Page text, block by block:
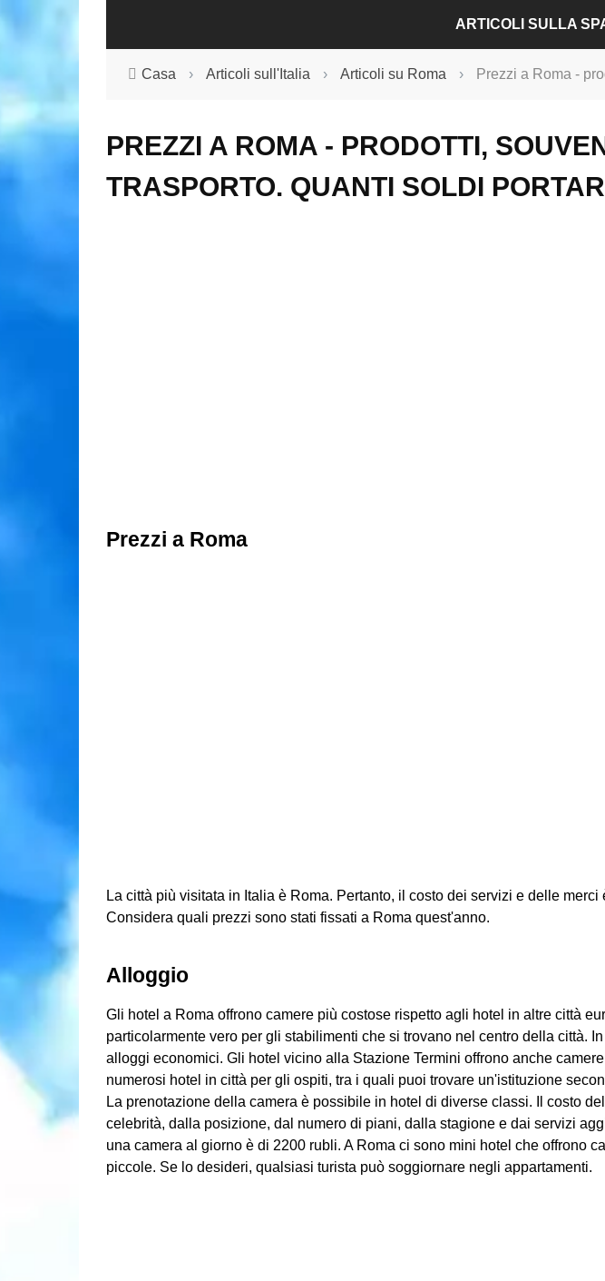
ARTICOLI SULLA
ARTICOLI SU
ARTICOLI SU MADRID
Casa › Articoli sull'Italia › Articoli su Roma › Prezzi a Roma -
PREZZI A ROMA - PRODOTTI,
TRASPORTO. QUANTI SOLDI
Prezzi a Roma
La città più visitata in Italia è Roma. Pertanto, il costo dei servizi e delle merci
Considera quali prezzi sono stati fissati a Roma quest'anno.
Alloggio
Gli hotel a Roma offrono camere più costose rispetto agli hotel in altre città
particolarmente vero per gli stabilimenti che si trovano nel centro della città.
alloggi economici. Gli hotel vicino alla Stazione Termini offrono anche
numerosi hotel in città per gli ospiti, tra i quali puoi trovare un'istituzione
La prenotazione della camera è possibile in hotel di diverse classi. Il costo
celebrità, dalla posizione, dal numero di piani, dalla stagione e dai servizi
una camera al giorno è di 2200 rubli. A Roma ci sono mini hotel che offrono
piccole. Se lo desideri, qualsiasi turista può soggiornare negli appartamenti.